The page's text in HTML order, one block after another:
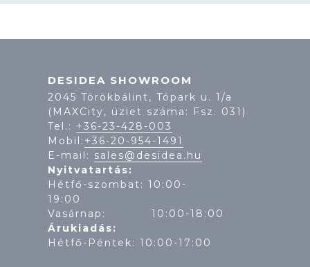
DESIDEA SHOWROOM
2045 Törökbálint, Tópark u. 1/a
(MAXCity, üzlet száma: Fsz. 031)
Tel.: +36-23-428-003
Mobil: +36-20-954-1491
E-mail: sales@desidea.hu
Nyitvatartás:
Hétfő-szombat: 10:00-
Vasárnap: 10:00-18:00
Árukiadás:
Hétfő-Péntek: 10:00-17:00